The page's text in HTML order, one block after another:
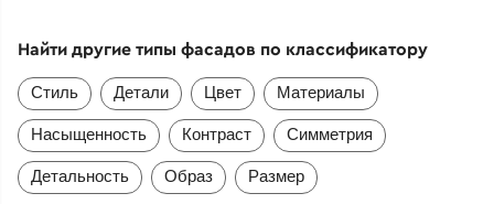
Найти другие типы фасадов по классификатору
Стиль Детали Цвет Материалы
Насыщенность Контраст Симметрия
Детальность Образ Размер